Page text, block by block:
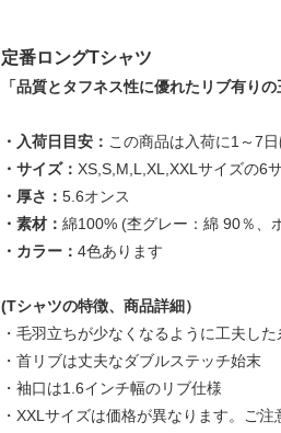
定番ロングTシャツ
「品質とタフネス性に優れたリブ有り
・入荷日目安： この商品は入荷に1～7
・サイズ： XS,S,M,L,XL,XXLサイズの6
・厚さ： 5.6オンス
・素材： 綿100% (杢グレー：綿 90％
・カラー： 4色あります
(Tシャツの特徴、商品詳細）
・毛羽立ちが少なくなるように工夫し
・首リブは丈夫なダブルステッチ始末
・袖口は1.6インチ幅のリブ仕様
・XXLサイズは価格が異なります。ご